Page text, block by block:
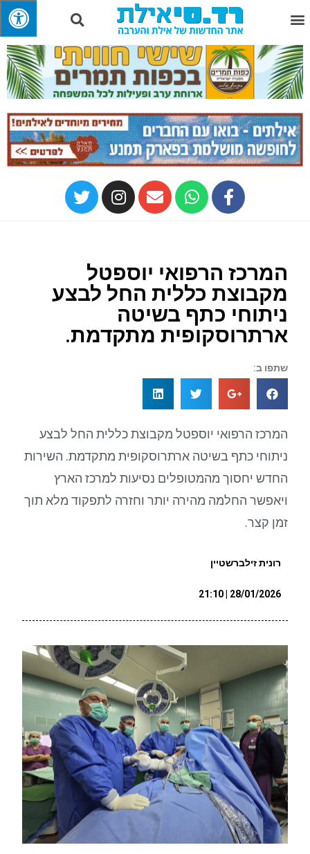
המרכז הרפואי יוספטל
מקבוצת כללית החל לבצע
ניתוחי כתף בשיטה
ארתרוסקופית מתקדמת.
שתפו ב:
המרכז הרפואי יוספטל מקבוצת כללית החל לבצע
ניתוחי כתף בשיטה ארתרוסקופית מתקדמת. השירות
החדש יחסוך מהמטופלים נסיעות למרכז הארץ
ויאפשר החלמה מהירה יותר וחזרה לתפקוד מלא תוך
זמן קצר.
רונית זילברשטיין
28/01/2026 | 21:10